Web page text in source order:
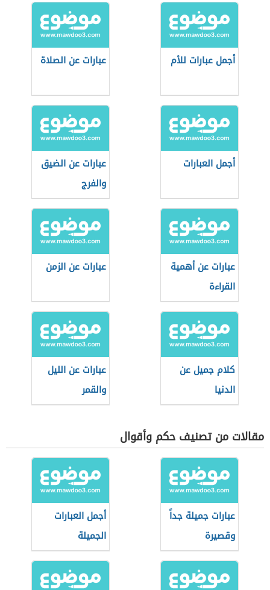
أجمل عبارات للأم عبارات عن الصلاة
أجمل العبارات
عبارات عن الضيق
والفرج
عبارات عن أهمية
القراءة
عبارات عن الزمن
كلام جميل عن
الدنيا
عبارات عن الليل
والقمر
مقالات من تصنيف حكم وأقوال
عبارات جميلة جداً
وقصيرة
أجمل العبارات
الجميلة